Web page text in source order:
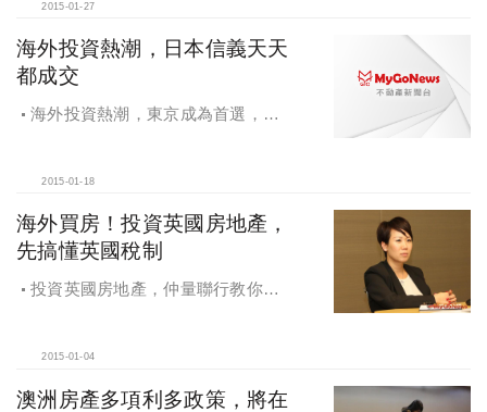
2015-01-27
海外投資熱潮，日本信義天天
都成交
海外投資熱潮，東京成為首選，
2015-01-18
海外買房！投資英國房地產，
先搞懂英國稅制
投資英國房地產，仲量聯行教你看
2015-01-04
澳洲房產多項利多政策，將在